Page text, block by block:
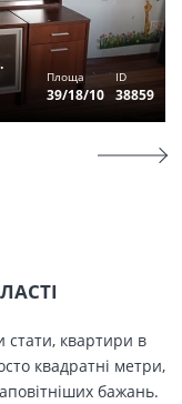
Площа
39/18/10
ID
38859
стати, квартири в
квадратні метри,
бажань.